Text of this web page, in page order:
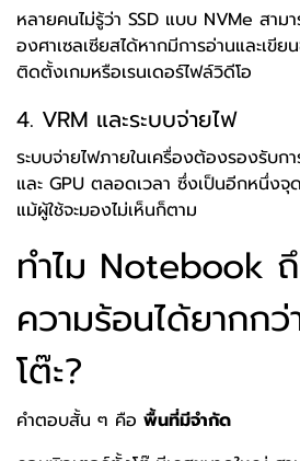
หลายคนไม่รู้ว่า SSD แบบ NVMe สา
องศาเซลเซียสได้หากมีการอ่านและเขี
ติดตั้งเกมหรือเรนเดอร์ไฟล์วิดีโอ
4. VRM และระบบจ่ายไฟ
ระบบจ่ายไฟภายในเครื่องต้องรองรับก
และ GPU ตลอดเวลา ซึ่งเป็นอีกหนึ่งจุ
แม้ผู้ใช้จะมองไม่เห็นก็ตาม
ทำไม Notebook
ความร้อนได้ยากก
โต๊ะ?
คำตอบสั้น ๆ คือ พื้นที่มีจำกัด